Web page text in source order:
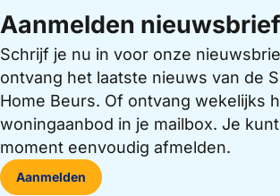
Aanmelden nieuwsbrief
Schrijf je nu in voor onze
ontvang het laatste nieuws van de
Home Beurs. Of ontvang wekelijks
woningaanbod in je mailbox. Je
moment eenvoudig afmelden.
Aanmelden